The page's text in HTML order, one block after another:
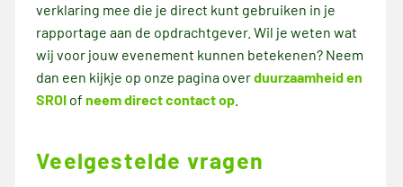
verklaring mee die je direct kunt gebruiken in je
rapportage aan de opdrachtgever. Wil je weten wat
wij voor jouw evenement kunnen betekenen? Neem
dan een kijkje op onze pagina overduurzaamheid en
SROI ofneem direct contact op
Veelgestelde vragen